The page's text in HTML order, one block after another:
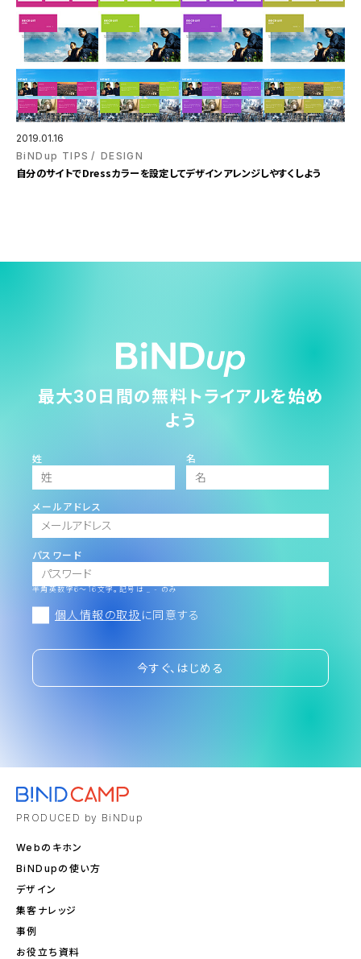
2019.01.16
BiNDup TIPS
DESIGN
自分のサイトでDressカラーを設定してデザインアレンジしやすくしよう
最大30日間の無料トライアルを始め
よう
姓 名
メールアドレス
パスワード
半角英数字6～16文字。記号は _ - のみ
個人情報の取扱 に同意する
今すぐ、はじめる
PRODUCED by BiNDup
Webのキホン
BiNDupの使い方
デザイン
集客ナレッジ
事例
お役立ち資料